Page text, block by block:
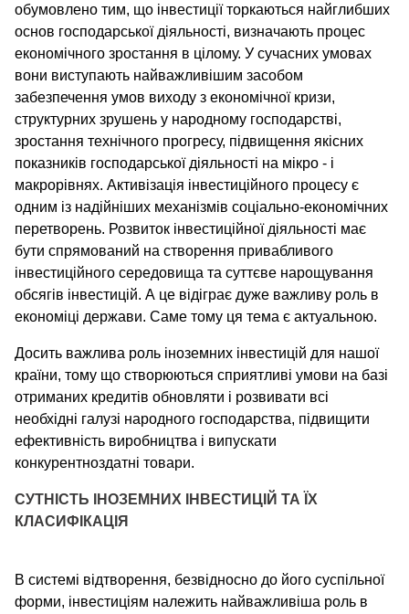
обумовлено тим, що інвестиції торкаються найглибших
основ господарської діяльності, визначають процес
економічного зростання в цілому. У сучасних умовах
вони виступають найважливішим засобом
забезпечення умов виходу з економічної кризи,
структурних зрушень у народному господарстві,
зростання технічного прогресу, підвищення якісних
показників господарської діяльності на мікро - і
макрорівнях. Активізація інвестиційного процесу є
одним із надійніших механізмів соціально-економічних
перетворень. Розвиток інвестиційної діяльності має
бути спрямований на створення привабливого
інвестиційного середовища та суттєве нарощування
обсягів інвестицій. А це відіграє дуже важливу роль в
економіці держави. Саме тому ця тема є актуальною.
Досить важлива роль іноземних інвестицій для нашої
країни, тому що створюються сприятливі умови на базі
отриманих кредитів обновляти і розвивати всі
необхідні галузі народного господарства, підвищити
ефективність виробництва і випускати
конкурентноздатні товари.
СУТНІСТЬ ІНОЗЕМНИХ ІНВЕСТИЦІЙ ТА ЇХ
КЛАСИФІКАЦІЯ
В системі відтворення, безвідносно до його суспільної
форми, інвестиціям належить найважливіша роль в